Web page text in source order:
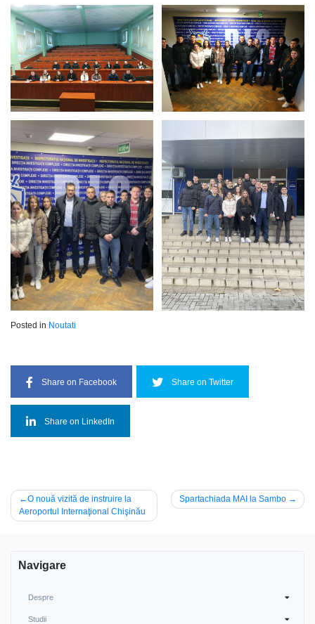
Posted in Noutati
Share on Facebook Share on Twitter
Share on LinkedIn
Post
navigation
O nouă vizită de instruire la
Aeroportul Internaţional Chişinău
Spartachiada MAI la Sambo
Navigare
Despre
Studii